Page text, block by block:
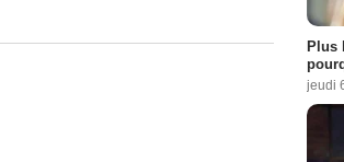
Plus
jeudi